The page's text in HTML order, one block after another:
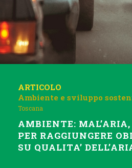
ARTICOLO
Ambiente e sviluppo
Toscana
AMBIENTE:
PER RAGGIUNGERE
SU QUALITA’